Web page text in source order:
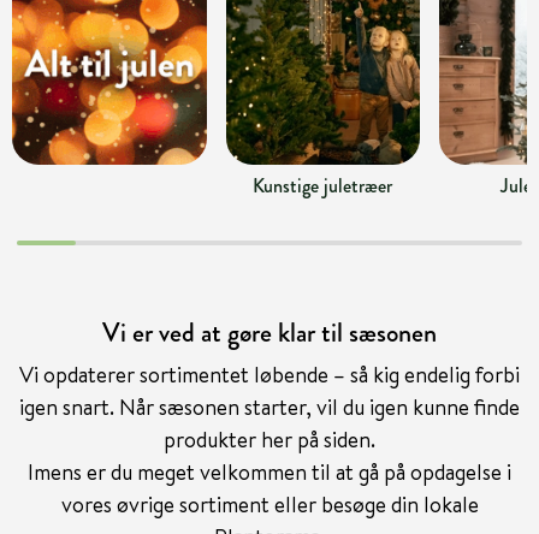
Kunstige juletræer
Vi er ved at gøre klar til sæsonen
Vi opdaterer sortimentet løbende – så kig endelig forbi
igen snart. Når sæsonen starter, vil du igen kunne finde
produkter her på siden.
Imens er du meget velkommen til at gå på opdagelse i
vores øvrige sortiment eller besøge din lokale